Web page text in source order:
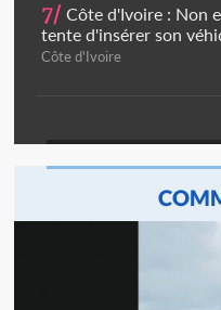
7/ Côte d'Ivoire : Non
tente d'insérer son
Côte d'Ivoire